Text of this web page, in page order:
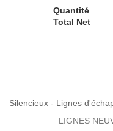
Quantité
Total Net
Silencieux - Lignes
LIGNES